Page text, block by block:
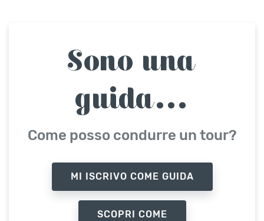
Sono una
guida...
Come posso condurre un tour?
MI ISCRIVO COME GUIDA
SCOPRI COME